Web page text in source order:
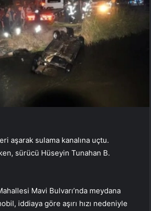
aşarak sulama kanalına uçtu.
sürücü Hüseyin Tunahan B.
Mavi Bulvarı’nda meydana
iddiaya göre aşırı hızı nedeniyle